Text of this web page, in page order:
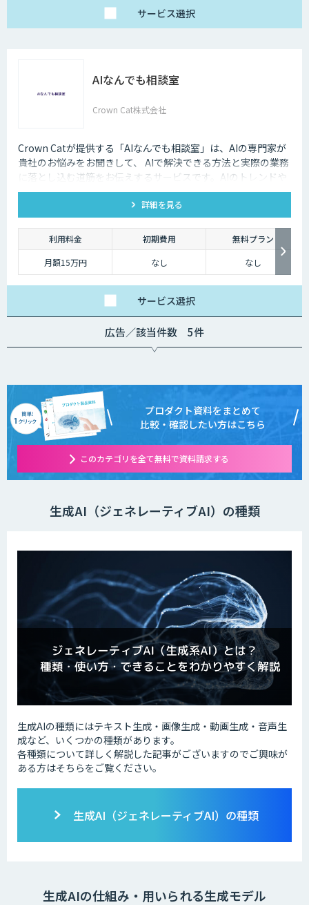
サービス選択
AIなんでも相談室
Crown Cat株式会社
Crown Catが提供する「AIなんでも相談室」は、AIの専門家が
貴社のお悩みをお聞きして、 AIで解決できる方法と実際の業務
に落とし込む道筋をお伝えするサービスです。AIのトレンドや
最新の事例はもちろん、自社にあった活用を安価にクイックに
詳細を見る
利用料金 初期費用
無料プラン
月額15万円
なし なし
サービス選択
広告／該当件数 5件
プロダクト資料をまとめて
比較・確認したい方はこちら
このカテゴリを全て無料で資料請求する
生成AI（ジェネレーティブAI）の種類
生成AIの種類にはテキスト生成・画像生成・動画生成・音声生
成など、いくつかの種類があります。
各種類について詳しく解説した記事がございますのでご興味が
ある方はそちらをご覧ください。
生成AI（ジェネレーティブAI）の種類
生成AIの仕組み・用いられる生成モデル